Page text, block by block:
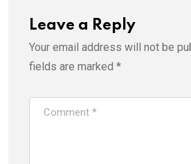
Leave a Reply
Your email address will not be
fields are marked *